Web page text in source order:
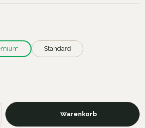
Standard
gewünschten Wert ein oder benutze die
Warenkorb